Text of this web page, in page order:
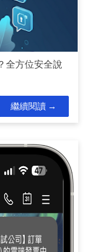
全方位安全說
繼續閱讀